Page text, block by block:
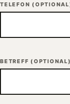
TELEFON
BETREFF (OPTIONAL)